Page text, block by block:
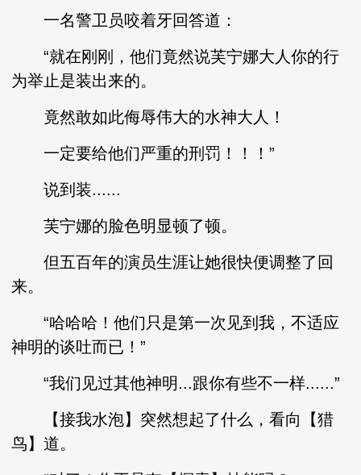
一名警卫员咬着牙回答道：
“就在刚刚，他们竟然说芙宁娜大人你的行
为举止是装出来的。
竟然敢如此侮辱伟大的水神大人！
一定要给他们严重的刑罚！！！”
说到装......
芙宁娜的脸色明显顿了顿。
但五百年的演员生涯让她很快便调整了回
来。
“哈哈哈！他们只是第一次见到我，不适应
神明的谈吐而已！”
“我们见过其他神明...跟你有些不一样......”
【接我水泡】突然想起了什么，看向【猎
鸟】道。